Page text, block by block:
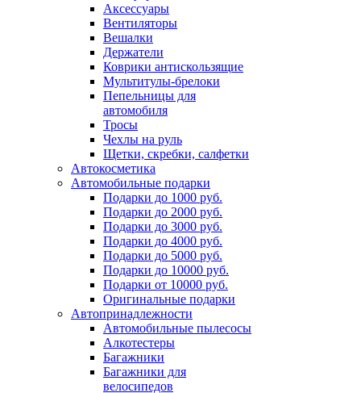
Аксессуары
Вентиляторы
Вешалки
Держатели
Коврики антискользящие
Мультитулы-брелоки
Пепельницы для
автомобиля
Тросы
Чехлы на руль
Щетки, скребки, салфетки
Автокосметика
Автомобильные подарки
Подарки до 1000 руб.
Подарки до 2000 руб.
Подарки до 3000 руб.
Подарки до 4000 руб.
Подарки до 5000 руб.
Подарки до 10000 руб.
Подарки от 10000 руб.
Оригинальные подарки
Автопринадлежности
Автомобильные пылесосы
Алкотестеры
Багажники
Багажники для
велосипедов